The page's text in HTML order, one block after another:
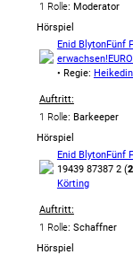
1 Rolle: Moderator
Hörspiel
Enid BlytonFünf
erwachsen!
• Regie:
Auftritt:
1 Rolle: Barkeeper
Hörspiel
Enid BlytonFünf
19439 87387 2 (
Körting
Auftritt:
1 Rolle: Schaffner
Hörspiel